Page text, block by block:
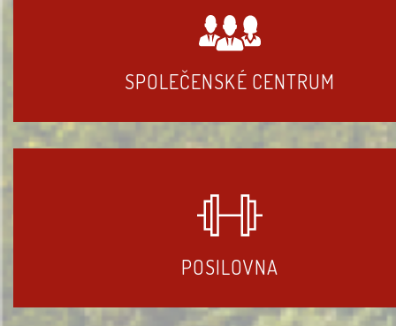
SPOLEČENSKÉ CENTRUM
POSILOVNA